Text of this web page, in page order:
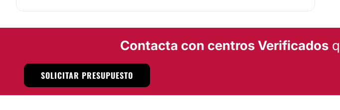
La mastopexia consiste en el levantamiento del pecho, mismo que tiende a caer
por los efectos de la gravedad o por el paso del tiempo. La Dra. Irene Jarquín
López crea una incisión en la base de la mama, por ahí se elimina la piel sobrante,
se levanta el busto y se recoloca la areola.
La cirugía de párpados se realiza mediante una incisión en el párpado superior y
Contacta con centros Verificados
SOLICITAR PRESUPUESTO